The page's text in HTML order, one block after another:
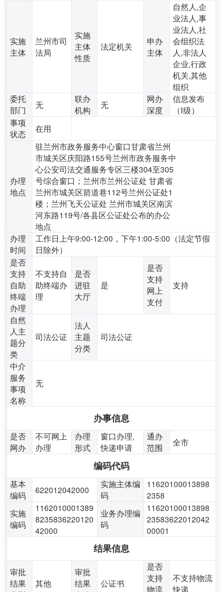
实施
主体
兰州市司
法局
实施
主体
性质
法定机关
申办
主体
自然人,企
业法人,事
业法人,社
会组织法
人,非法人
企业,行政
机关,其他
组织
委托
部门
无
联办
机构
无
网办
深度
信息发布
（Ⅰ级）
事项
状态
在用
办理
地点
驻兰州市政务服务中心窗口甘肃省兰州
市城关区庆阳路155号兰州市政务服务中
心公安司法交通服务专区三楼304至305
号综合窗口；兰州市兰州公证处 甘肃省
兰州市城关区箭道巷112号兰州公证处1
楼；兰州飞天公证处 兰州市城关区南滨
河东路119号/各县区公证处公布的办公
地点
办理
时间
工作日上午9:00-12:00，下午1:00-5:00（法定节假
日除外）
是否
支持
自助
终端
办理
不支持自
助终端办
理
是否
进驻
大厅
是
是否
支持
网上
支付
支持
自然
人主
题分
类
司法公证
法人
主题
分类
司法公证
中介
服务
事项
名称
无
办事信息
是否
网办
不可网上
办理
办理
形式
窗口办理,
快递申请
通办
范围
全市
编码代码
基本
编码
622012042000
实施主体编
码
11620100013898
2358
实施
编码
1162010001389
8235836220120
42000
业务办理编
码
11620100013898
23583622012042
00001
结果信息
审批
结果
其他
审批
结果
公证书
是否
支持
物流
不支持物流
快递